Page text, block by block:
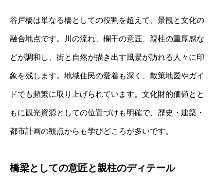
谷戸橋は単なる橋としての役割を超えて、景観と文化の
融合地点です。川の流れ、欄干の意匠、親柱の重厚感な
どが調和し、街と自然が描き出す風景が訪れる人々に印
象を残します。地域住民の愛着も深く、散策地図やガイ
ドでも頻繁に取り上げられています。文化財的価値とと
もに観光資源としての位置づけも明確で、歴史・建築・
都市計画の観点からも学びどころが多いです。
橋梁としての意匠と親柱のディテール